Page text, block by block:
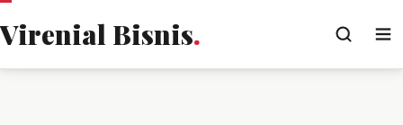
Virenial Bisnis.